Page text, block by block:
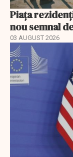
Piața
nou semnal
03 AUGUST 2026